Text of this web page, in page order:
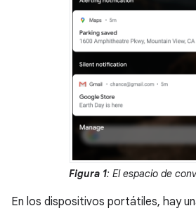
Figura 1: El espacio de
En los dispositivos portátiles, hay